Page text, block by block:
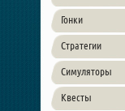
Гонки
Стратегии
Симуляторы
Квесты